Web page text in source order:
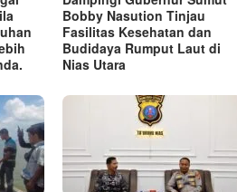
Bobby Nasution Tinjau
Fasilitas Kesehatan dan
Budidaya Rumput Laut di
Nias Utara